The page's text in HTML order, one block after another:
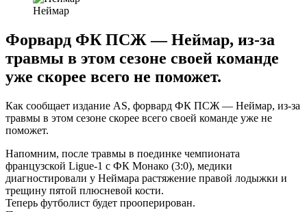
Неймар
Форвард ФК ПСЖ — Неймар, из-за
травмы в этом сезоне своей команде
уже скорее всего не поможет.
Как сообщает издание АS, форвард ФК ПСЖ — Неймар, из-за
травмы в этом сезоне скорее всего своей команде уже не
поможет.
Напомним, после травмы в поединке чемпионата
французской Ligue-1 с ФК Монако (3:0), медики
диагностировали у Неймара растяжение правой лодыжки и
трещину пятой плюсневой кости.
Теперь футболист будет прооперирован.